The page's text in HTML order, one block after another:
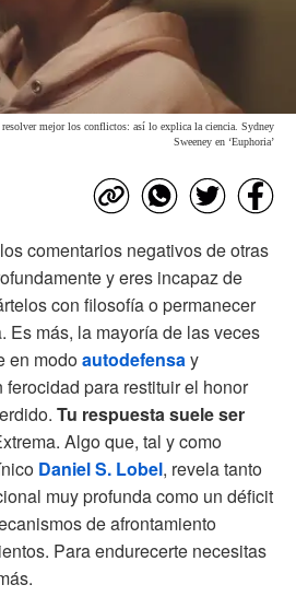
resolver mejor los conflictos: así lo explica la ciencia. Sydney
Sweeney en ‘Euphoria’
comentarios negativos de otras
y eres incapaz de
con filosofía o permanecer
Es más, la mayoría de las veces
en modoautodefensay
para restituir el honor
Tu respuesta suele ser
Algo que, tal y como
Daniel S. Lobel, revela tanto
muy profunda como un déficit
de afrontamiento
Para endurecerte necesitas